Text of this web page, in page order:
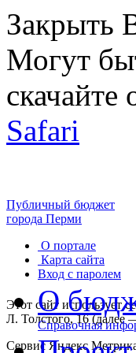
Закрыть
Могут
скачайте
Safari
Публичный бюджет
города Перми
О портале
Карта сайта
Вход с паролем
Этот сайт использует
Л. Толстого, 16 (далее
Сервис Яндекс
О
Справочная